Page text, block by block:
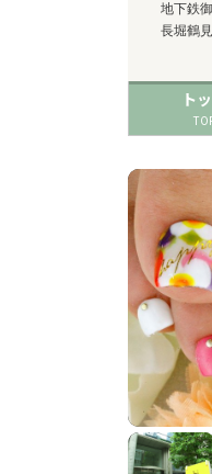
地下鉄
長堀鶴
ト